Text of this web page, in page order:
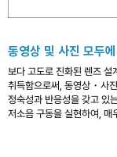
동영상 및 사진 모두
보다 고도로 진화된 렌즈
취득함으로써, 동영상・사
정숙성과 반응성을 갖고 있
저소음 구동을 실현하여, 매